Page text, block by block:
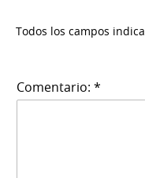
Todos los campos
Comentario: *